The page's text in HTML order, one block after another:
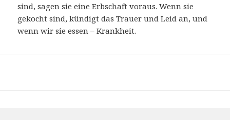
sind, sagen sie eine Erbschaft voraus. Wenn sie
gekocht sind, kündigt das Trauer und Leid an, und
wenn wir sie essen – Krankheit.